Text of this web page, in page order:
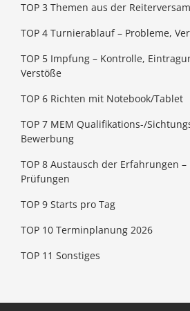
TOP 3 Themen aus der
TOP 4 Turnierablauf – Probleme,
TOP 5 Impfung – Kontrolle,
Verstöße
TOP 6 Richten mit Notebook/Tablet
TOP 7 MEM Qualifikations-/
Bewerbung
TOP 8 Austausch der Erfahrungen
Prüfungen
TOP 9 Starts pro Tag
TOP 10 Terminplanung 2026
TOP 11 Sonstiges